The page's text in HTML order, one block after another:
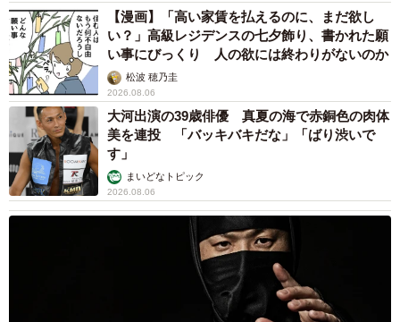
【漫画】「高い家賃を払えるのに、まだ欲し
い？」高級レジデンスの七夕飾り、書かれた願
い事にびっくり 人の欲には終わりがないのか
松波 穂乃圭
2026.08.06
大河出演の39歳俳優 真夏の海で赤銅色の肉体
美を連投 「バッキバキだな」「ばり渋いで
す」
まいどなトピック
2026.08.06